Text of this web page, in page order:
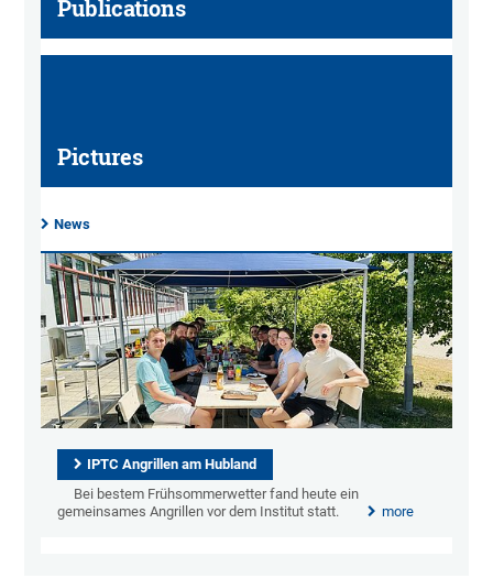
Publications
Pictures
News
IPTC Angrillen am Hubland
Bei bestem Frühsommerwetter fand heute ein
gemeinsames Angrillen vor dem Institut statt.
more